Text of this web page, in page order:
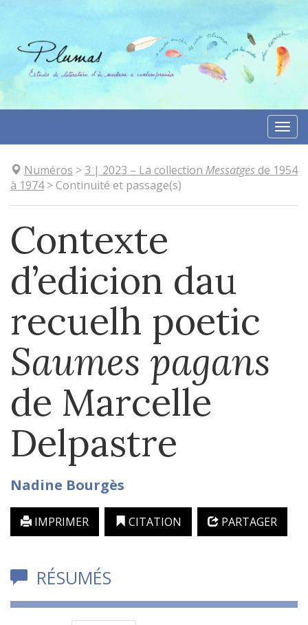
contenu
Numéros >3 | 2023 – La collection Messatgesde 1954
à 1974>Continuité et passage(s)
Contexte
d’edicion dau
recuelh poetic
Saumes pagans
de Marcelle
Delpastre
Nadine Bourgès
IMPRIMER CITATION PARTAGER
RÉSUMÉS